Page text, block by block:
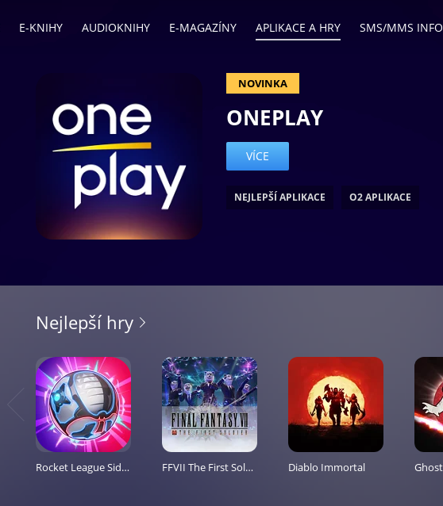
E-KNIHY AUDIOKNIHY E-MAGAZÍNY APLIKACE A HRY SMS/MMS INFO
NOVINKA
ONEPLAY
VÍCE
NEJLEPŠÍ APLIKACE O2 APLIKACE
Aplikace
hry
Nejlepší hry
Rocket League Sideswipe FFVII The First Soldier Diablo Immortal